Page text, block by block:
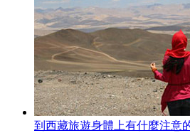
到西藏旅遊身體上有什麼注意